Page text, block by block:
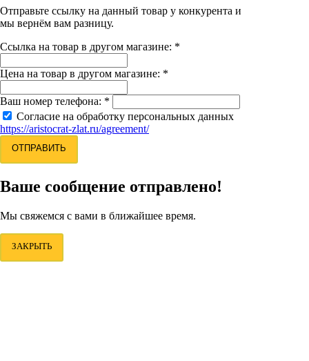
Отправьте ссылку на данный товар у конкурента и
мы вернём вам разницу.
Ссылка на товар в другом магазине: *
Цена на товар в другом магазине: *
Ваш номер телефона: *
Согласие на обработку персональных данных
https://aristocrat-zlat.ru/agreement/
ОТПРАВИТЬ
Ваше сообщение отправлено!
Мы свяжемся с вами в ближайшее время.
ЗАКРЫТЬ